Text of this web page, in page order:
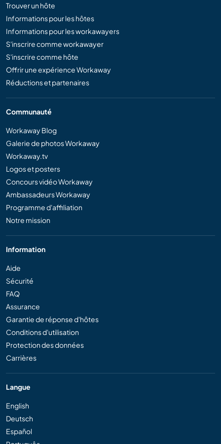
Trouver un hôte
Informations pour les hôtes
Informations pour les workawayers
S'inscrire comme workawayer
S'inscrire comme hôte
Offrir une expérience Workaway
Réductions et partenaires
Communauté
Workaway Blog
Galerie de photos Workaway
Workaway.tv
Logos et posters
Concours vidéo Workaway
Ambassadeurs Workaway
Programme d'affiliation
Notre mission
Information
Aide
Sécurité
FAQ
Assurance
Garantie de réponse d'hôtes
Conditions d'utilisation
Protection des données
Carrières
Langue
English
Deutsch
Español